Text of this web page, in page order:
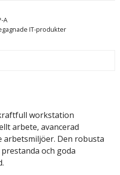
A
IT-produkter
workstation
arbete, avancerad
arbetsmiljöer. Den robusta
och goda